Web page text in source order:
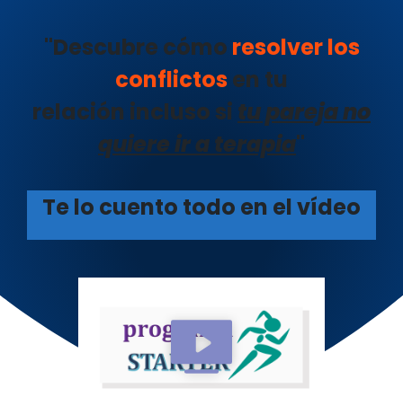
"Descubre cómo resolver los
conflictosen tu
relación incluso si tu pareja no
quiere ir a terapia"
Te lo cuento todo en el vídeo